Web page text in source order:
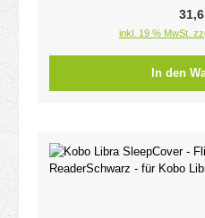
inkl. 19 % MwSt.
In den